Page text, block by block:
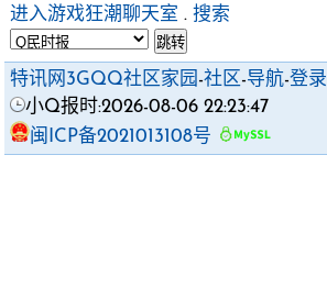
进入游戏狂潮聊天室 . 搜索
特讯网3GQQ社区家园 -社区 -导航-登录
小Q报时:2026-08-06 22:23:47
闽ICP备2021013108号